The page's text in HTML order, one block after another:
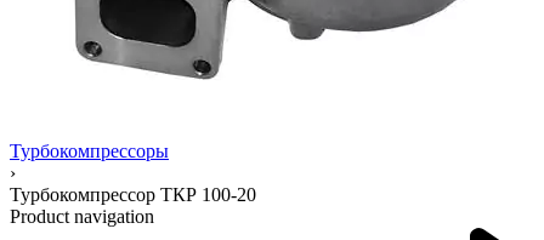
Турбокомпрессоры
›
Турбокомпрессор ТКР 100-20
Product navigation